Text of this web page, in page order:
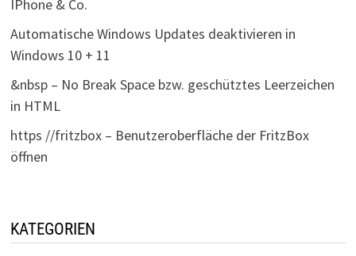
IPhone & Co.
Automatische Windows Updates deaktivieren in
Windows 10 + 11
&nbsp – No Break Space bzw. geschütztes Leerzeichen
in HTML
https //fritzbox – Benutzeroberfläche der FritzBox
öffnen
KATEGORIEN